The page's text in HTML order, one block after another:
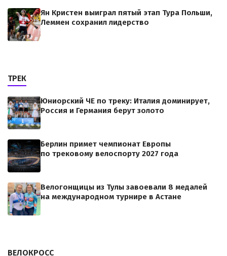
Ян Кристен выиграл пятый этап Тура Польши,
Леммен сохранил лидерство
ТРЕК
Юниорский ЧЕ по треку: Италия доминирует,
Россия и Германия берут золото
Берлин примет чемпионат Европы
по трековому велоспорту 2027 года
Велогонщицы из Тулы завоевали 8 медалей
на международном турнире в Астане
ВЕЛОКРОСС